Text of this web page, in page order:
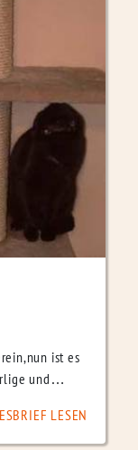
ist es
und…
LESEN